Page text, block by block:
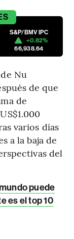
S&P/BMV IPC
+0.82%
66,938.64
Nu
de que
de
varios días
a la baja de
del
puede
es el top 10